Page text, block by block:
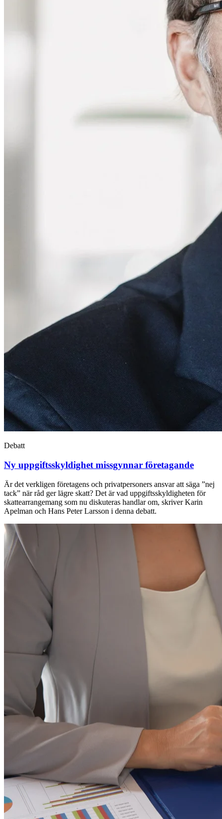
Debatt
Ny uppgiftsskyldighet missgynnar företagande
Är det verkligen företagens och privatpersoners ansvar att säga ”nej
tack” när råd ger lägre skatt? Det är vad uppgiftsskyldigheten för
skattearrangemang som nu diskuteras handlar om, skriver Karin
Apelman och Hans Peter Larsson i denna debatt.